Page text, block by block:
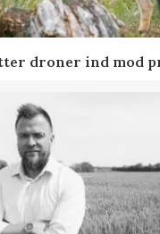
droner ind mod